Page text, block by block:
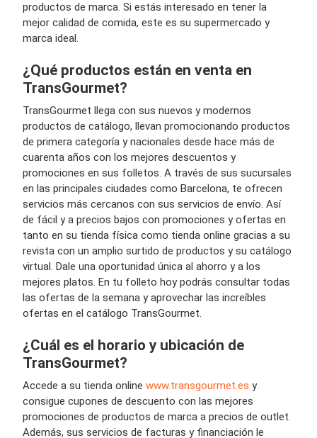
productos de marca. Si estás interesado en tener la
mejor calidad de comida, este es su supermercado y
marca ideal.
¿Qué productos están en venta en
TransGourmet?
TransGourmet llega con sus nuevos y modernos
productos de catálogo, llevan promocionando productos
de primera categoría y nacionales desde hace más de
cuarenta años con los mejores descuentos y
promociones en sus folletos. A través de sus sucursales
en las principales ciudades como Barcelona, te ofrecen
servicios más cercanos con sus servicios de envío. Así
de fácil y a precios bajos con promociones y ofertas en
tanto en su tienda física como tienda online gracias a su
revista con un amplio surtido de productos y su catálogo
virtual. Dale una oportunidad única al ahorro y a los
mejores platos. En tu folleto hoy podrás consultar todas
las ofertas de la semana y aprovechar las increíbles
ofertas en el catálogo TransGourmet.
¿Cuál es el horario y ubicación de
TransGourmet?
Accede a su tienda online www.transgourmet.es y
consigue cupones de descuento con las mejores
promociones de productos de marca a precios de outlet.
Además, sus servicios de facturas y financiación le